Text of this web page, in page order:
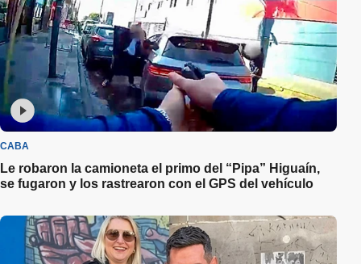
CABA
Le robaron la camioneta el primo del “Pipa” Higuaín,
se fugaron y los rastrearon con el GPS del vehículo